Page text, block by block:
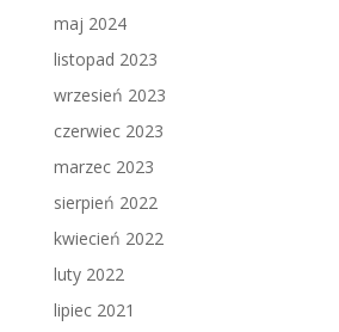
maj 2024
listopad 2023
wrzesień 2023
czerwiec 2023
marzec 2023
sierpień 2022
kwiecień 2022
luty 2022
lipiec 2021